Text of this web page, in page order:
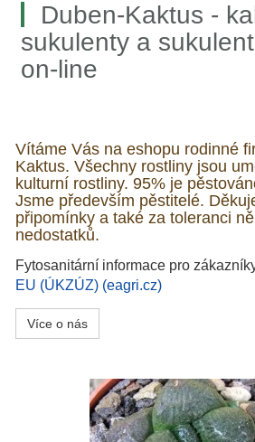
Duben-Kaktus -
sukulenty a
on-line
Vítáme Vás na eshopu rodinné
Kaktus. Všechny rostliny jsou
kulturní rostliny. 95% je
Jsme především pěstitelé.
připomínky a také za toleranci
nedostatků.
Fytosanitární informace pro
EU (ÚKZÚZ) (eagri.cz)
Více o nás